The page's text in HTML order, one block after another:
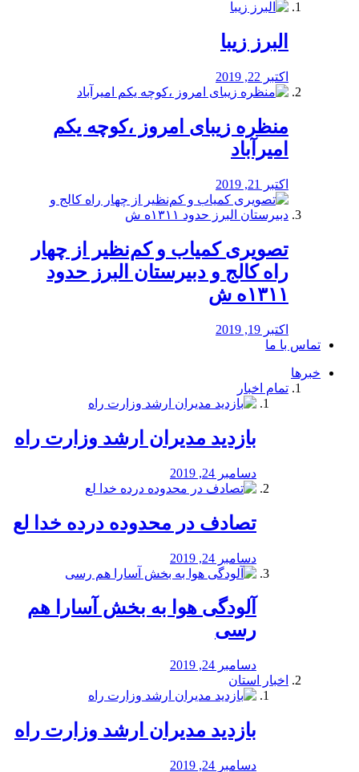
البرز زیبا
اکتبر 22, 2019
منظره‌‌ زیبای امروز ،کوچه یکم
امیرآباد
اکتبر 21, 2019
️تصویری کمیاب و کم‌نظیر از چهار
راه كالج و دبيرستان البرز حدود
۱۳۱۱ه ش
اکتبر 19, 2019
تماس با ما
خبرها
تمام اخبار
بازدید مدیران ارشد وزارت راه
دسامبر 24, 2019
تصادف در محدوده درده خدا لع
دسامبر 24, 2019
آلودگی هوا به بخش آسارا هم
رسی
دسامبر 24, 2019
اخبار استان
بازدید مدیران ارشد وزارت راه
دسامبر 24, 2019